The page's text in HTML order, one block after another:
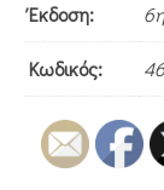
Έκδοση: 6η
Κωδικός: